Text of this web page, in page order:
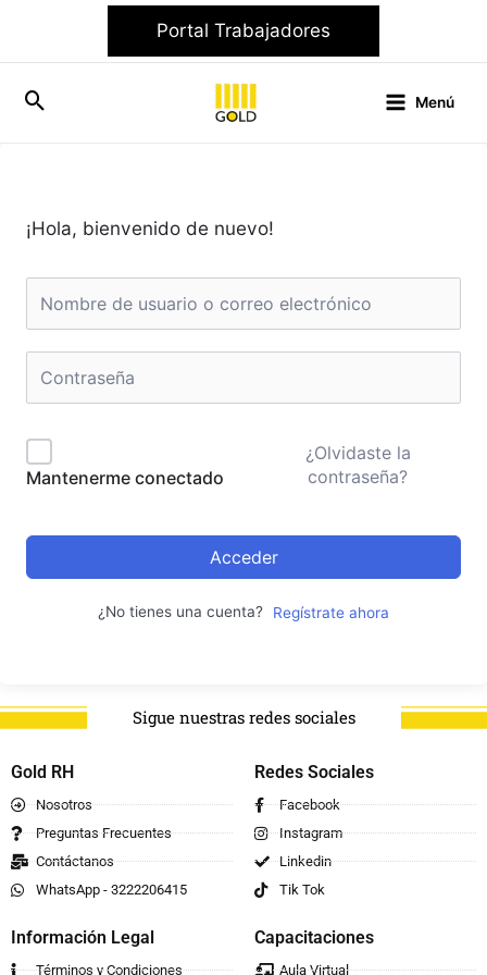
contenido
Portal Trabajadores
Menú
¡Hola, bienvenido de nuevo!
Mantenerme conectado
¿Olvidaste la
contraseña?
Acceder
¿No tienes una cuenta? Regístrate ahora
Sigue nuestras redes sociales
Gold RH
Nosotros
Preguntas Frecuentes
Contáctanos
WhatsApp - 3222206415
Redes Sociales
Facebook
Instagram
Linkedin
Tik Tok
Información Legal
Términos y Condiciones
Capacitaciones
Aula Virtual